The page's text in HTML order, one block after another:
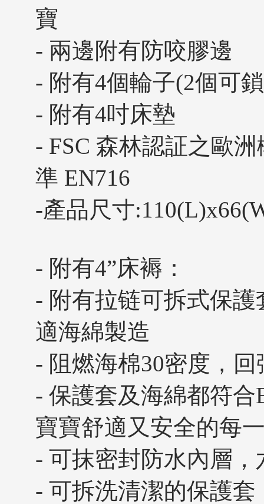
寶
- 兩邊附有防咬膠邊
- 附有4個輪子(2個可
- 附有4吋床墊
- FSC 森林認証之歐
準 EN716
-產品尺寸
- 附有4”床褥：
- 附有拉链可拆式保
適海綿製造
- 阻燃海棉30密度，
- 保護套及海綿都符合
寶寶舒適又安全的每
- 可抹密封防水內層
- 可拆洗清潔的保護套